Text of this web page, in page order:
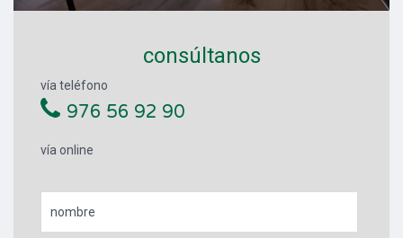
consúltanos
vía teléfono
976 56 92 90
vía online